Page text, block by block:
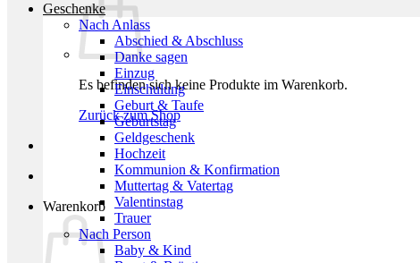
Es befinden sich keine Produkte im Warenkorb.
Zurück zum Shop
Warenkorb
Geschenke
Nach Anlass
Abschied & Abschluss
Danke sagen
Einzug
Einschulung
Geburt & Taufe
Geburtstag
Geldgeschenk
Hochzeit
Kommunion & Konfirmation
Muttertag & Vatertag
Valentinstag
Trauer
Nach Person
Baby & Kind